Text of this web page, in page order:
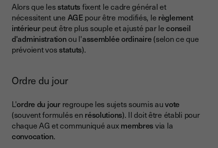
Alors que lesstatutsfixent le cadre général et
nécessitent une AGE pour être modifiés, le règlement
intérieurpeut être plus souple et ajusté par leconseil
d'administrationou l'assemblée ordinaire(selon ce que
prévoient vosstatuts).
Ordre du jour
L'ordre du jourregroupe les sujets soumis auvote
(souvent formulés en résolutions). Il doit être établi pour
chaque AG et communiqué auxmembresvia la
convocation.